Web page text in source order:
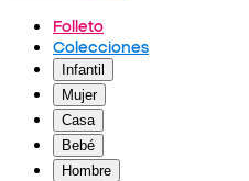
Folleto
Colecciones
Infantil
Mujer
Casa
Bebé
Hombre